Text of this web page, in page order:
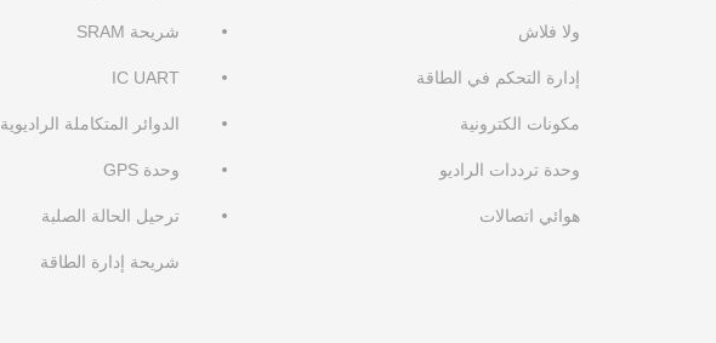
شريحة SRAM ولا فلاش
IC UART إدارة التحكم في الطاقة
الدوائر المتكاملة الراديوية مكونات الكترونية
وحدة GPS وحدة ترددات الراديو
ترحيل الحالة الصلبة هوائي اتصالات
شريحة إدارة الطاقة